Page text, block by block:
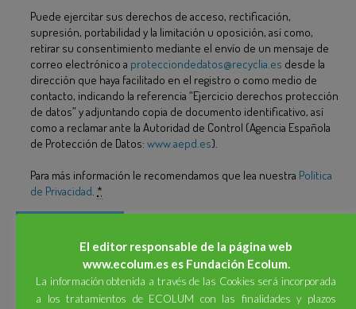
Puede ejercitar sus derechos de acceso, rectificación,
supresión, portabilidad y la limitación u oposición, así como,
retirar su consentimiento mediante el envío de un mensaje de
correo electrónico a protecciondedatos@recyclia.es desde la
dirección que haya facilitado en el registro o como medio de
contacto, indicando la referencia “Ejercicio derechos protección
de datos” y adjuntando copia de documento identificativo, así
como a reclamar ante la Autoridad de Control (Agencia Española
de Protección de Datos: www.aepd.es).
Para más información le recomendamos que lea nuestra Política
de Privacidad. *
Este sitio usa Akismet para reducir el spam.Aprende cómo se
procesan los datos de tus comentarios.
El editor responsable de la página web
www.ecolum.es es Fundación Ecolum.
La información obtenida a través de las Cookies será incorporada
a los tratamientos de ECOLUM con las finalidades y plazos